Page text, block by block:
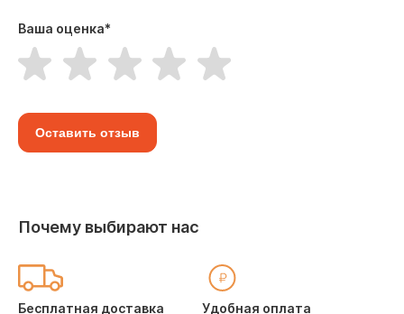
Ваша оценка*
Оставить отзыв
Почему выбирают нас
Бесплатная доставка Удобная оплата